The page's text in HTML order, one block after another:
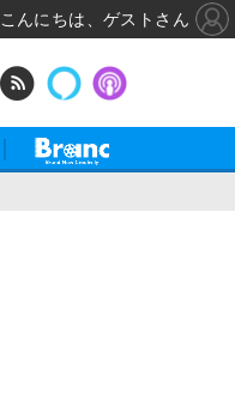
こんにちは、ゲストさん